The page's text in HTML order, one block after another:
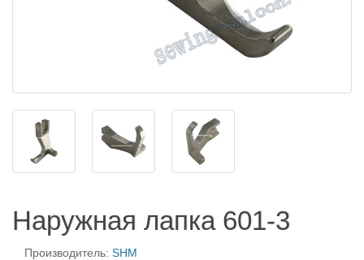
Наружная лапка 601-3
Производитель: SHM